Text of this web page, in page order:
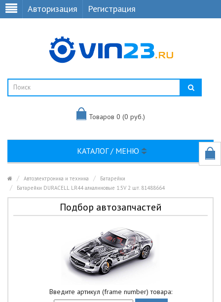
Авторизация Регистрация
Товаров 0 (0 руб.)
КАТАЛОГ / МЕНЮ
Автоэлектроника и техника
Батарейки
Батарейки DURACELL LR44 алкалиновые 1.5V 2 шт. 81488664
Подбор автозапчастей
Введите артикул (frame number) товара: